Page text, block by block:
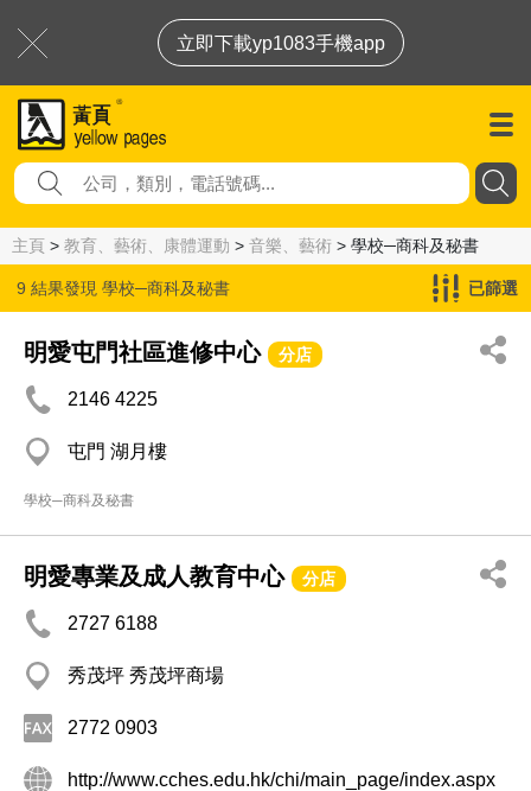
立即下載yp1083手機app
主頁 > 教育、藝術、康體運動 > 音樂、藝術 > 學校─商科及秘書
9 結果發現 學校─商科及秘書 已篩選
明愛屯門社區進修中心 分店
2146 4225
屯門 湖月樓
學校─商科及秘書
明愛專業及成人教育中心 分店
2727 6188
秀茂坪 秀茂坪商場
2772 0903
http://www.cches.edu.hk/chi/main_page/index.aspx